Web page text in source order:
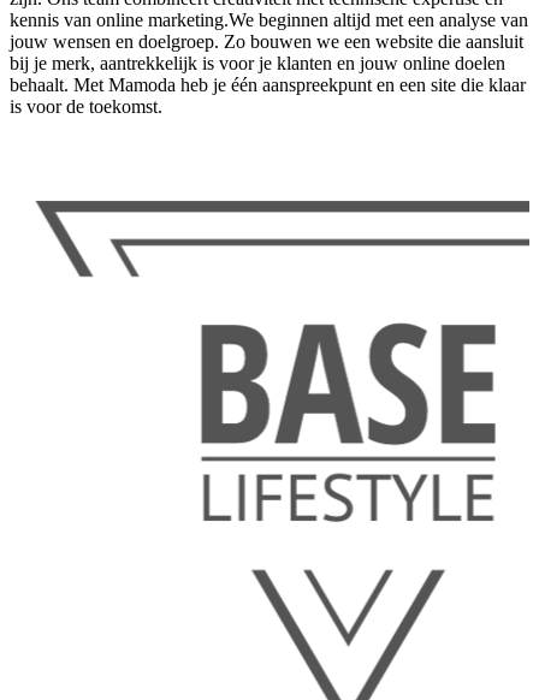
kennis van online marketing.We beginnen altijd met een analyse van
jouw wensen en doelgroep. Zo bouwen we een website die aansluit
bij je merk, aantrekkelijk is voor je klanten en jouw online doelen
behaalt. Met Mamoda heb je één aanspreekpunt en een site die klaar
is voor de toekomst.